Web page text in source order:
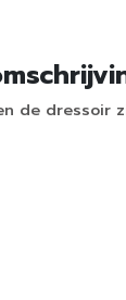
de dressoir